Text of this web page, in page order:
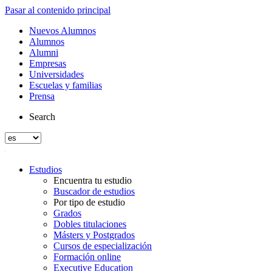
Pasar al contenido principal
Nuevos Alumnos
Alumnos
Alumni
Empresas
Universidades
Escuelas y familias
Prensa
Search
Estudios
Encuentra tu estudio
Buscador de estudios
Por tipo de estudio
Grados
Dobles titulaciones
Másters y Postgrados
Cursos de especialización
Formación online
Executive Education